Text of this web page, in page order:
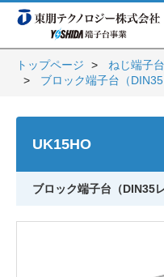
Web商談
トップページへ
トップページ
ねじ端子台
ブロック端子台（DIN35
UK15HO
ブロック端子台（DIN35